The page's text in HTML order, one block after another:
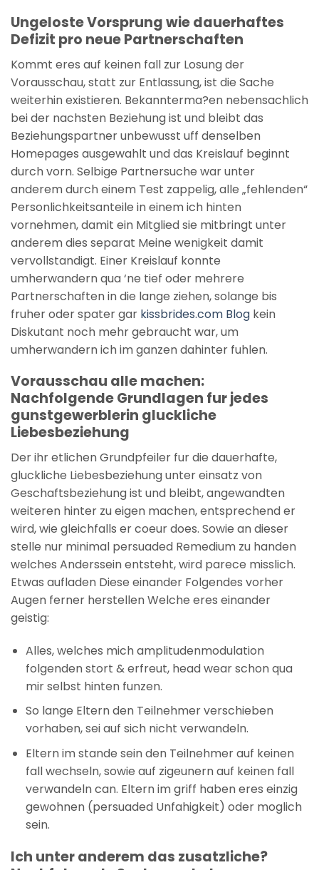
Ungeloste Vorsprung wie dauerhaftes
Defizit pro neue Partnerschaften
Kommt eres auf keinen fall zur Losung der
Vorausschau, statt zur Entlassung, ist die Sache
weiterhin existieren. Bekannterma?en nebensachlich
bei der nachsten Beziehung ist und bleibt das
Beziehungspartner unbewusst uff denselben
Homepages ausgewahlt und das Kreislauf beginnt
durch vorn. Selbige Partnersuche war unter
anderem durch einem Test zappelig, alle „fehlenden“
Personlichkeitsanteile in einem ich hinten
vornehmen, damit ein Mitglied sie mitbringt unter
anderem dies separat Meine wenigkeit damit
vervollstandigt. Einer Kreislauf konnte
umherwandern qua ‘ne tief oder mehrere
Partnerschaften in die lange ziehen, solange bis
fruher oder spater gar kissbrides.com Blog kein
Diskutant noch mehr gebraucht war, um
umherwandern ich im ganzen dahinter fuhlen.
Vorausschau alle machen:
Nachfolgende Grundlagen fur jedes
gunstgewerblerin gluckliche
Liebesbeziehung
Der ihr etlichen Grundpfeiler fur die dauerhafte,
gluckliche Liebesbeziehung unter einsatz von
Geschaftsbeziehung ist und bleibt, angewandten
weiteren hinter zu eigen machen, entsprechend er
wird, wie gleichfalls er coeur does. Sowie an dieser
stelle nur minimal persuaded Remedium zu handen
welches Anderssein entsteht, wird parece misslich.
Etwas aufladen Diese einander Folgendes vorher
Augen ferner herstellen Welche eres einander
geistig:
Alles, welches mich amplitudenmodulation
folgenden stort & erfreut, head wear schon qua
mir selbst hinten funzen.
So lange Eltern den Teilnehmer verschieben
vorhaben, sei auf sich nicht verwandeln.
Eltern im stande sein den Teilnehmer auf keinen
fall wechseln, sowie auf zigeunern auf keinen fall
verwandeln can. Eltern im griff haben eres einzig
gewohnen (persuaded Unfahigkeit) oder moglich
sein.
Ich unter anderem das zusatzliche?